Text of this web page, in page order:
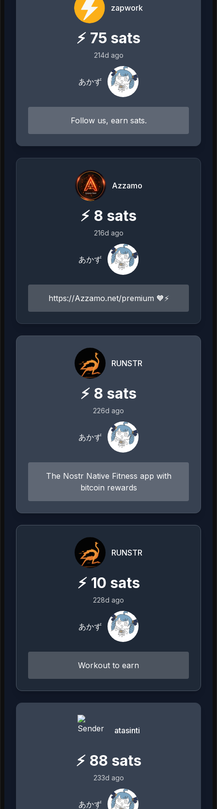
zapwork
⚡ 75 sats
214d ago
あかず
Follow us, earn sats.
Azzamo
⚡ 8 sats
216d ago
あかず
https://Azzamo.net/premium 🧡⚡️
RUNSTR
⚡ 8 sats
226d ago
あかず
The Nostr Native Fitness app with
bitcoin rewards
RUNSTR
⚡ 10 sats
228d ago
あかず
Workout to earn
atasinti
⚡ 88 sats
233d ago
あかず